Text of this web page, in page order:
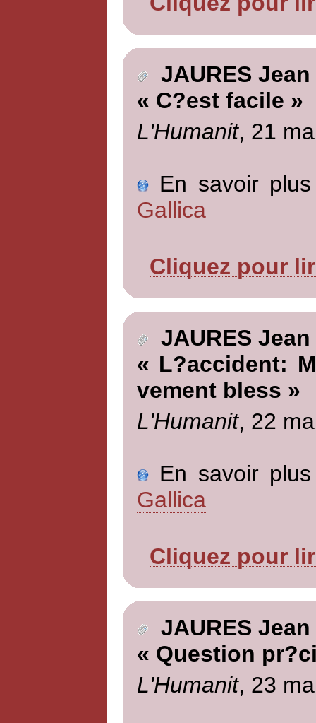
JAURES Jean
« C?est facile »
L'Humanit, 21
En savoir
Gallica
Cliquez pour
JAURES Jean
« L?accident:
vement bless »
L'Humanit, 22
En savoir
Gallica
Cliquez pour
JAURES Jean
« Question
L'Humanit, 23